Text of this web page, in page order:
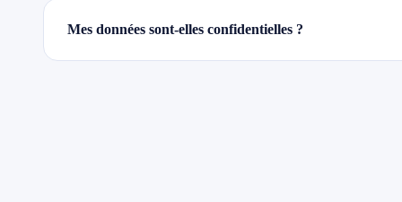
Mes données sont-elles confidentielles ?